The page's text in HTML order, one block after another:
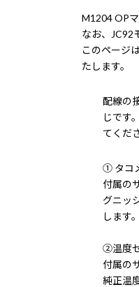
M1204 OP
なお、JC92
このページ
たします。
配線の
じです
てくだ
① タコ
付属の
グニッ
します
②温度
付属の
純正温